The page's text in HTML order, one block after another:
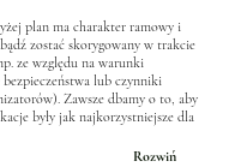
plan ma charakter ramowy i
zostać skorygowany w trakcie
ze względu na warunki
lub czynniki
Zawsze dbamy o to, aby
były jak najkorzystniejsze dla
Rozwiń